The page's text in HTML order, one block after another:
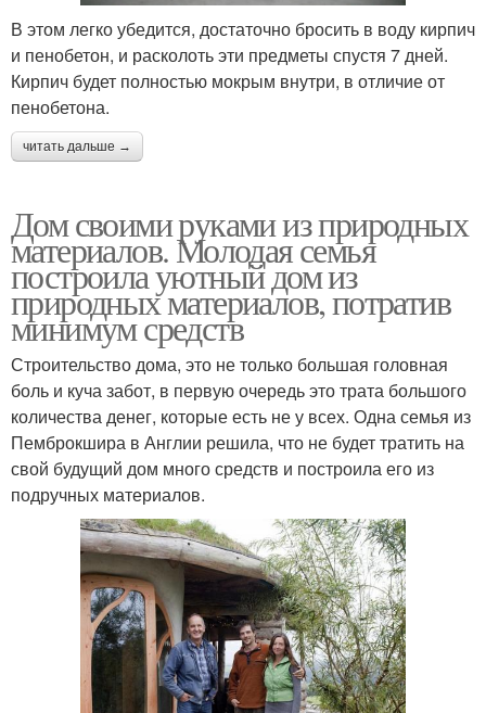
В этом легко убедится, достаточно бросить в воду кирпич
и пенобетон, и расколоть эти предметы спустя 7 дней.
Кирпич будет полностью мокрым внутри, в отличие от
пенобетона.
читать дальше →
Дом своими руками из природных
материалов. Молодая семья
построила уютный дом из
природных материалов, потратив
минимум средств
Строительство дома, это не только большая головная
боль и куча забот, в первую очередь это трата большого
количества денег, которые есть не у всех. Одна семья из
Пемброкшира в Англии решила, что не будет тратить на
свой будущий дом много средств и построила его из
подручных материалов.